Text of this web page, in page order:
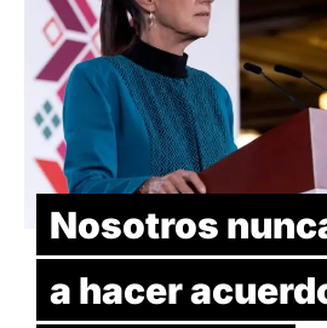
Nosotros
a hacer